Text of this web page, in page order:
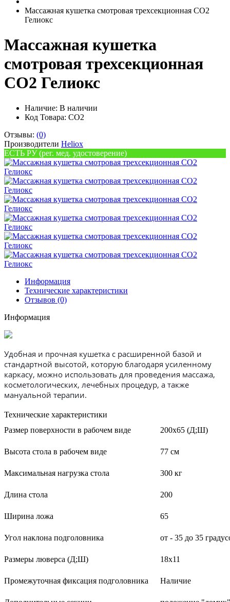
Массажная кушетка смотровая трехсекционная CO2
Гелиокс
Массажная кушетка
смотровая трехсекционная
CO2 Гелиокс
Наличие: В наличии
Код Товара: CO2
Отзывы: (0)
Производители Heliox
ЕСТЬ РУ (рег. мед. удостоверение)
Информация
Технические характеристики
Отзывов (0)
Информация
Удобная и прочная кушетка с расширенной базой и
стандартной высотой, которую благодаря усиленному
каркасу, можно использовать для проведения массажа,
косметологических, лечебных процедур, а также
мануальной терапии.
Технические характеристики
Размер поверхности в рабочем виде
200х65 (Д;Ш)
Высота стола в рабочем виде 77 см
Максимальная нагрузка стола 300 кг
Длина стола 200
Ширина ложа 65
Угол наклона подголовника от - 35 до 35
Размеры люверса (Д;Ш) 18х11
Промежуточная фиксация подголовника Наличие